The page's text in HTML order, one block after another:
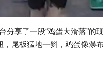
享了一段“鸡蛋大滑落”
，尾板猛地一斜，鸡蛋像瀑